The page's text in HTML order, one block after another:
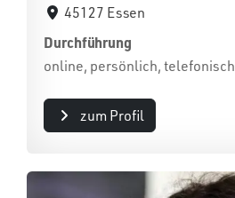
45127 Essen
Durchführung
online, persönlich, telefonisch
zum Profil